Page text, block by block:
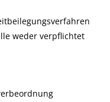
weder verpflichtet